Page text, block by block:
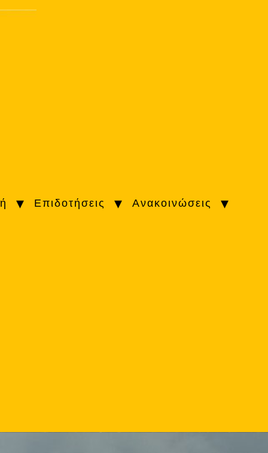
Επιδοτήσεις Ανακοινώσεις